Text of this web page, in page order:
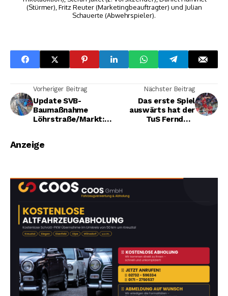
(Stürmer), Fritz Reuter (Marketingbeauftragter) und Julian
Schauerte (Abwehrspieler).
Vorheriger Beitrag
Update SVB-
Baumaßnahme
Löhrstraße/Markt:
Trinkwasserleitunge
Nächster Beitrag
Das erste Spiel
auswärts hat der
TuS Ferndorf
Anzeige